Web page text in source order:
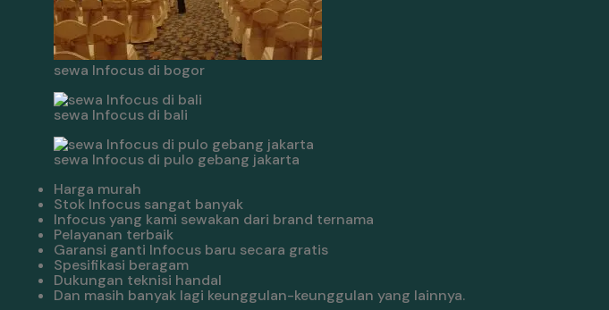
sewa Infocus di bogor
sewa Infocus di bali
sewa Infocus di pulo gebang jakarta
Harga murah
Stok Infocus sangat banyak
Infocus yang kami sewakan dari brand ternama
Pelayanan terbaik
Garansi ganti Infocus baru secara gratis
Spesifikasi beragam
Dukungan teknisi handal
Dan masih banyak lagi keunggulan-keunggulan yang lainnya.